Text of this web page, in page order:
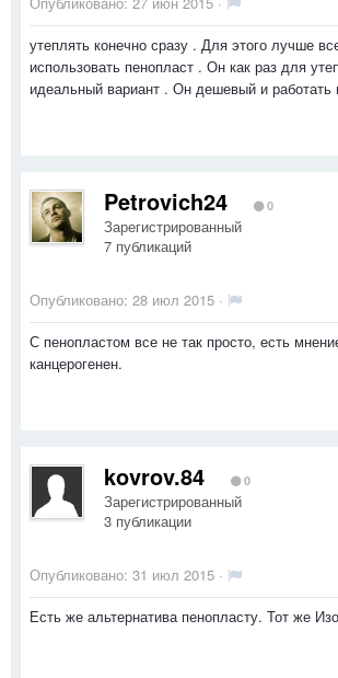
утеплять конечно сразу . Для этого лучше
использовать пенопласт . Он как раз для
идеальный вариант . Он дешевый и работать
Petrovich24 0
Зарегистрированный
7 публикаций
Опубликовано: 28 июл 2015 ·
С пенопластом все не так просто, есть
канцерогенен.
kovrov.84 0
Зарегистрированный
3 публикации
Опубликовано: 31 июл 2015 ·
Есть же альтернатива пенопласту. Тот же